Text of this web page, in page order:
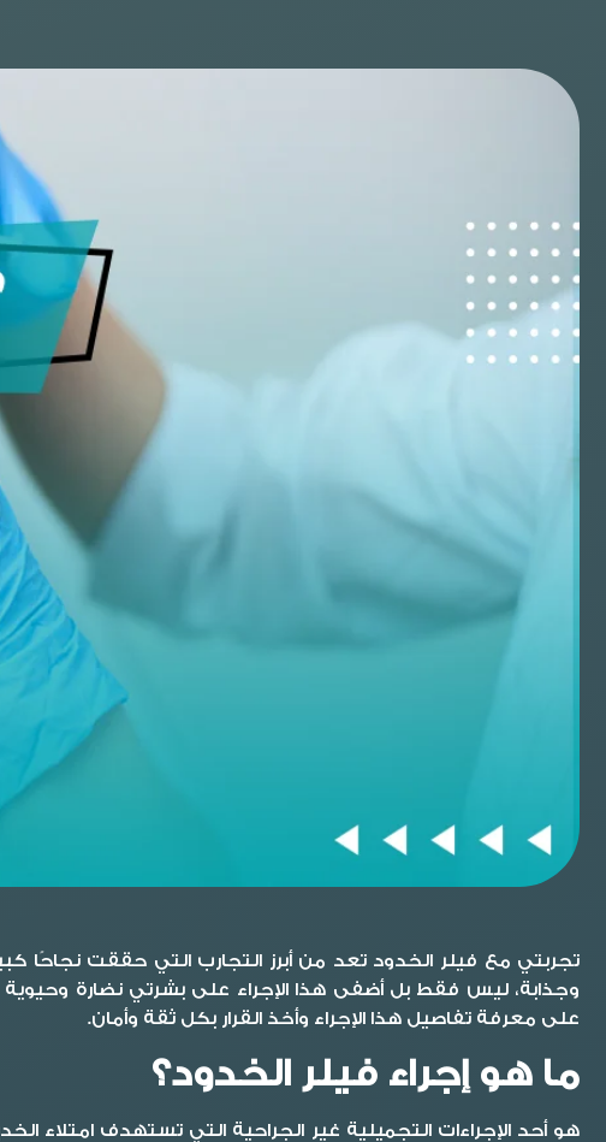
تجربتي مع فيلر الخدود تعد من أبرز التجارب التي حققت نجاحًا
وجذابة، ليس فقط بل أضفى هذا الإجراء على بشرتي نضارة
على معرفة تفاصيل هذا الإجراء وأخذ القرار بكل ثقة وأمان.
ما هو إجراء فيلر الخدود؟
هو أحد الإجراءات التجميلية غير الجراحية التي تستهدف